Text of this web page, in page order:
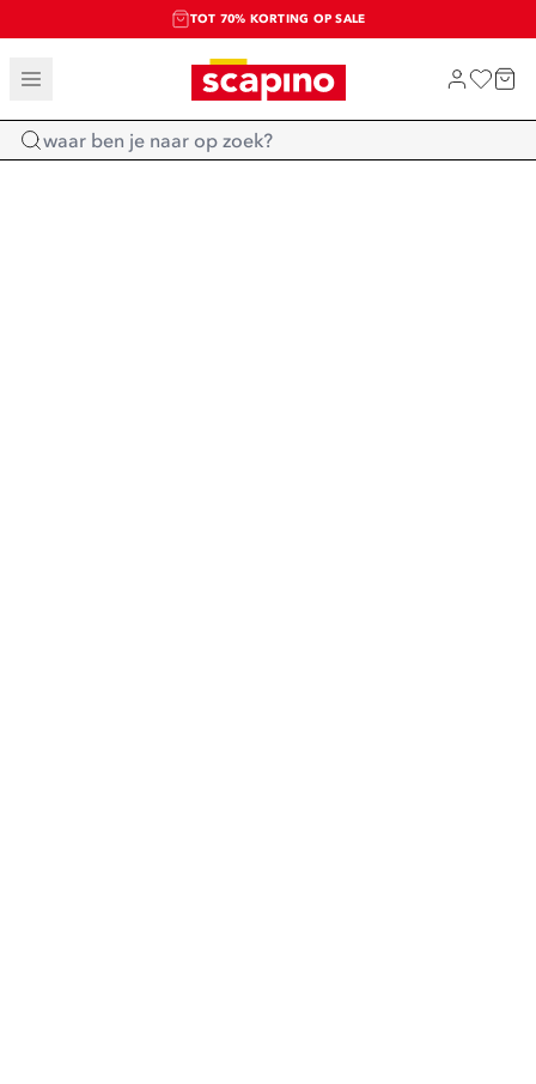
TOT 70% KORTING OP SALE
SALE: LAATSTE KANS!
SHOP NIEUW
Home